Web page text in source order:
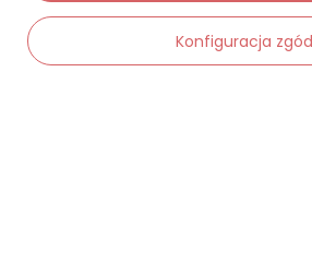
Status zamówienia
Śledzenie przesyłki
Konfiguracja zgód